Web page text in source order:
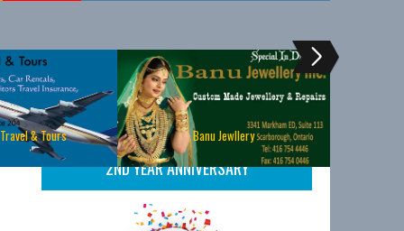
& Tours Banu Jewllery
2ND YEAR ANNIVERSARY